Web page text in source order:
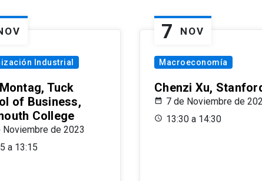
Industrial
Tuck
of Business,
College
Noviembre de 2023
a 13:15
7 NOV
Macroeconomía
Chenzi Xu,
7 de Noviembre de
13:30 a 14:30